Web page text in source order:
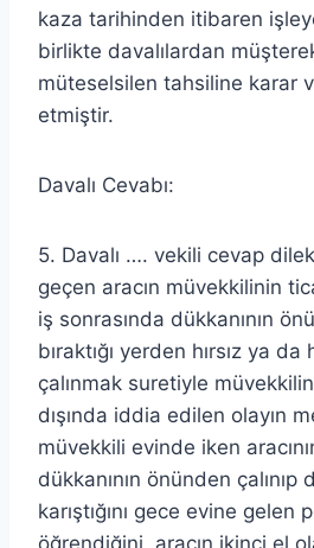
kaza tarihinden itibaren
birlikte davalılardan
müteselsilen tahsiline karar
etmiştir.
Davalı Cevabı:
5. Davalı …. vekili cevap
geçen aracın müvekkilinin
iş sonrasında dükkanının
bıraktığı yerden hırsız ya da
çalınmak suretiyle
dışında iddia edilen olayın
müvekkili evinde iken
dükkanının önünden
karıştığını gece evine gelen
öğrendiğini, aracın ikinci el